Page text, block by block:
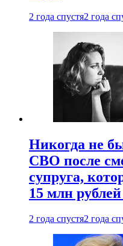
2 года спустя2 года
Никогда не
СВО после
супруга,
15 млн
2 года спустя2 года